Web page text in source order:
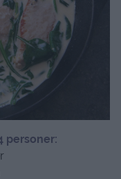
personer: